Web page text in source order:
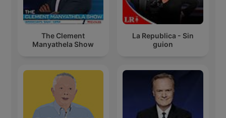
The Clement
Manyathela Show
La Republica - Sin
guion